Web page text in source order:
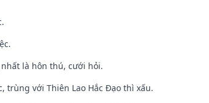
là hôn thú, cưới hỏi.
trùng với Thiên Lao Hắc Đạo thì xấu.